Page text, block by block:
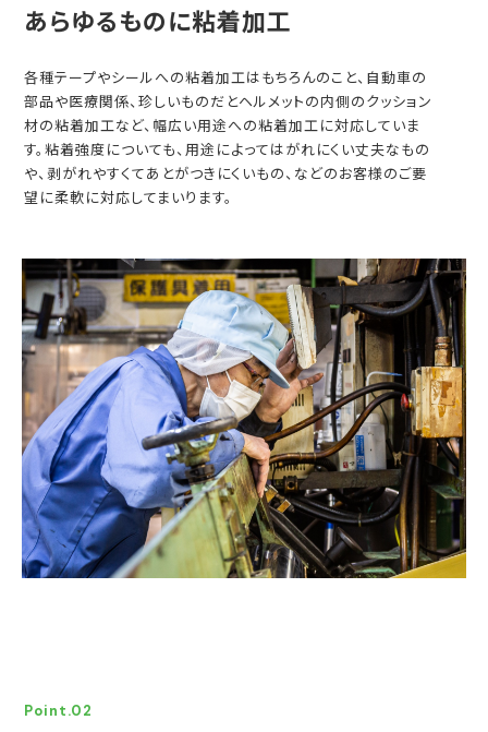
あらゆるものに粘着加工
各種テープやシールへの粘着加工はもちろんのこと、自動車の
部品や医療関係、珍しいものだとヘルメットの内側のクッション
材の粘着加工など、幅広い用途への粘着加工に対応していま
す。粘着強度についても、用途によってはがれにくい丈夫なもの
や、剥がれやすくてあとがつきにくいもの、などのお客様のご要
望に柔軟に対応してまいります。
Point.02